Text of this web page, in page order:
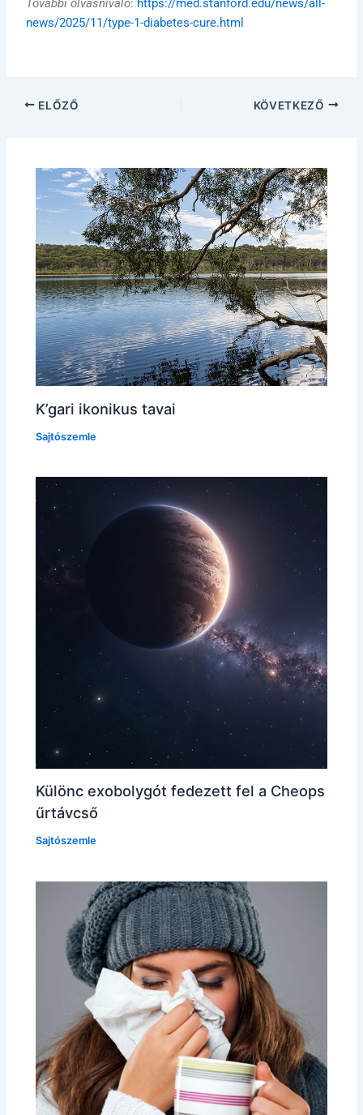
További olvasnivaló: https://med.stanford.edu/news/all-
news/2025/11/type-1-diabetes-cure.html
ELŐZŐ KÖVETKEZŐ
K’gari ikonikus tavai
Sajtószemle
Különc exobolygót fedezett fel a Cheops
űrtávcső
Sajtószemle